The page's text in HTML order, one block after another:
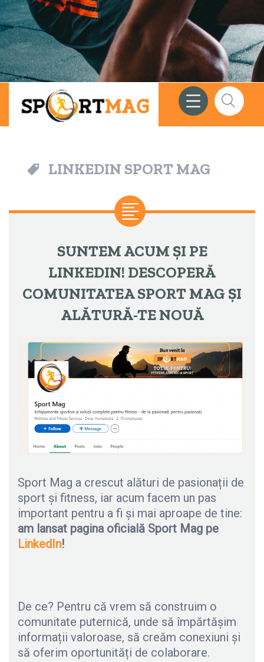
Meniu
Căutare
LINKEDIN SPORT MAG
SUNTEM ACUM ȘI PE
LINKEDIN! DESCOPERĂ
COMUNITATEA SPORT MAG ȘI
ALĂTURĂ-TE NOUĂ
Sport Mag a crescut alături de pasionații de
sport și fitness, iar acum facem un pas
important pentru a fi și mai aproape de tine:
am lansat pagina oficială Sport Mag pe
LinkedIn!
De ce? Pentru că vrem să construim o
comunitate puternică, unde să împărtășim
informații valoroase, să creăm conexiuni și
să oferim oportunități de colaborare.